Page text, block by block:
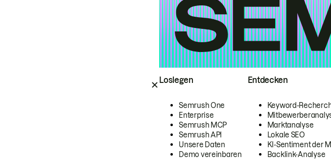
Loslegen
Semrush One
Enterprise
Semrush MCP
Semrush API
Unsere Daten
Demo vereinbaren
Entdecken
Keyword-
Marktanalyse
Lokale SEO
KI-Sentiment der
Backlink-Analyse